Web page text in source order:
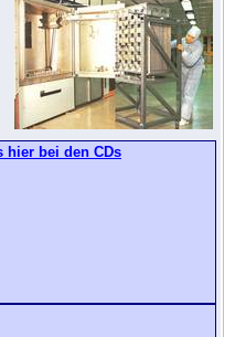
hier bei den CDs